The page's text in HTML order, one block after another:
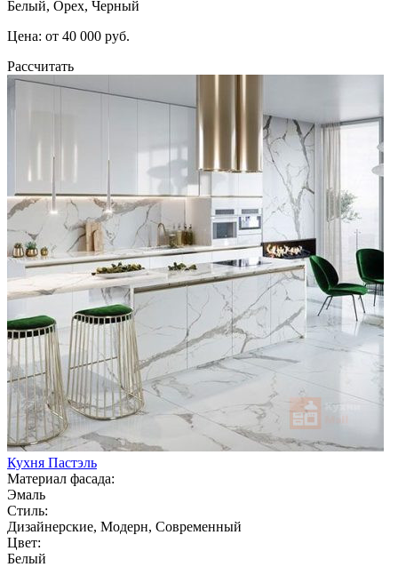
Белый, Орех, Черный
Цена: от 40 000 руб.
Рассчитать
Кухня Пастэль
Материал фасада:
Эмаль
Стиль:
Дизайнерские, Модерн, Современный
Цвет:
Белый